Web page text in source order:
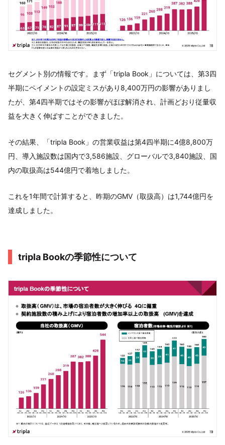
セグメント別の情報です。まず「tripla Book」については、第3四
半期にペイメントの設定ミスがあり8,400万円の影響がありまし
たが、第4四半期ではその影響がほぼ解消され、計画どおり従量収
益を大きく伸ばすことができました。
その結果、「tripla Book」の営業収益は第4四半期に4億8,800万
円、導入施設数は国内で3,586施設、グローバルで3,840施設、国
内の取扱高は544億円で着地しました。
これを1年間で計算すると、昨期のGMV（取扱高）は1,744億円を
達成しました。
tripla Bookの季節性について